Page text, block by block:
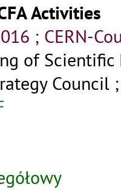
Activities
; CERN-
of Scientific
Council